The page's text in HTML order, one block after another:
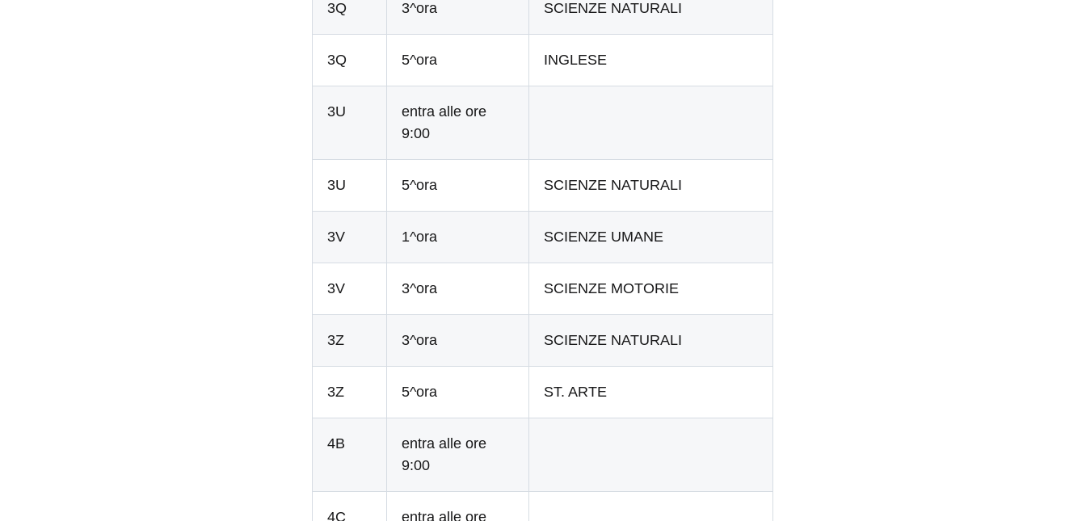
3Q 3^ora SCIENZE NATURALI
3Q 5^ora INGLESE
3U
entra alle ore
9:00
3U 5^ora SCIENZE NATURALI
3V 1^ora SCIENZE UMANE
3V 3^ora SCIENZE MOTORIE
3Z 3^ora SCIENZE NATURALI
3Z 5^ora ST. ARTE
4B
entra alle ore
9:00
4C entra alle ore